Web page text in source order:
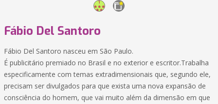
Fábio Del Santoro
Fábio Del Santoro nasceu em São Paulo.
É publicitário premiado no Brasil e no exterior e escritor.Trabalha
especificamente com temas extradimensionais que, segundo ele,
precisam ser divulgados para que exista uma nova expansão de
consciência do homem, que vai muito além da dimensão em que